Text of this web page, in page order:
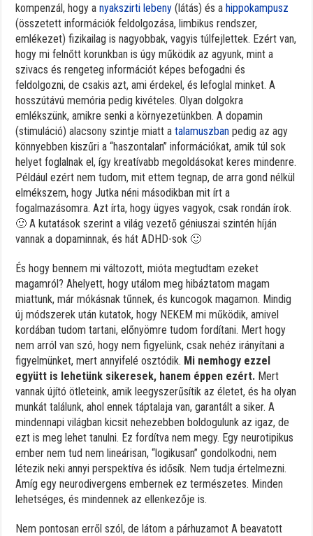
kompenzál, hogy anyakszirti lebeny (látás) és ahippokampusz
(összetett információk feldolgozása, limbikus rendszer,
emlékezet) fizikailag is nagyobbak, vagyis túlfejlettek. Ezért van,
hogy mi felnőtt korunkban is úgy működik az agyunk, mint a
szivacs és rengeteg információt képes befogadni és
feldolgozni, de csakis azt, ami érdekel, és lefoglal minket. A
hosszútávú memória pedig kivételes. Olyan dolgokra
emlékszünk, amikre senki a környezetünkben. A dopamin
(stimuláció) alacsony szintje miatt atalamuszban pedig az agy
könnyebben kiszűri a “haszontalan” információkat, amik túl sok
helyet foglalnak el, így kreatívabb megoldásokat keres mindenre.
Például ezért nem tudom, mit ettem tegnap, de arra gond nélkül
elmékszem, hogy Jutka néni másodikban mit írt a
fogalmazásomra. Azt írta, hogy ügyes vagyok, csak rondán írok.
🙂 A kutatások szerint a világ vezető géniuszai szintén híján
vannak a dopaminnak, és hát ADHD-sok 🙂
És hogy bennem mi változott, mióta megtudtam ezeket
magamról? Ahelyett, hogy utálom meg hibáztatom magam
miattunk, már mókásnak tűnnek, és kuncogok magamon. Mindig
új módszerek után kutatok, hogy NEKEM mi működik, amivel
kordában tudom tartani, előnyömre tudom fordítani. Mert hogy
nem arról van szó, hogy nem figyelünk, csak nehéz irányítani a
figyelmünket, mert annyifelé osztódik. Mi nemhogy ezzel
együtt is lehetünk sikeresek, hanem éppen ezért. Mert
vannak újító ötleteink, amik leegyszerűsítik az életet, és ha olyan
munkát találunk, ahol ennek táptalaja van, garantált a siker. A
mindennapi világban kicsit nehezebben boldogulunk az igaz, de
ezt is meg lehet tanulni. Ez fordítva nem megy. Egy neurotipikus
ember nem tud nem lineárisan, “logikusan” gondolkodni, nem
létezik neki annyi perspektíva és idősík. Nem tudja értelmezni.
Amíg egy neurodivergens embernek ez természetes. Minden
lehetséges, és mindennek az ellenkezője is.
Nem pontosan erről szól, de látom a párhuzamot A beavatott